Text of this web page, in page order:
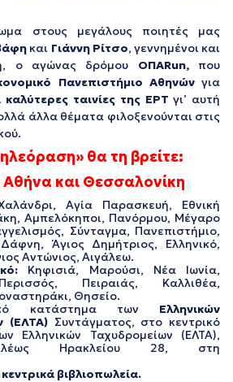
στους μεγάλους ποιητές μας
και Γιάννη Ρίτσο, γεννημένοι και
ο αγώνας δρόμου ΟΠΑRun,που
Πανεπιστήμιο Αθηνώνγια
καλύτερες ταινίες της ΕΡΤ γι’ αυτή
άλλα θέματα φιλοξενούνται στις
θα τη βρείτε:
και Θεσσαλονίκη
Αγία Παρασκευή, Εθνική
Αμπελόκηποι, Πανόρμου, Μέγαρο
Σύνταγμα, Πανεπιστήμιο,
Άγιος Δημήτριος, Ελληνικό,
Αντώνιος, Αιγάλεω.
Κηφισιά, Μαρούσι, Νέα Ιωνία,
Πειραιάς, Καλλιθέα,
Θησείο.
κατάστημα των Ελληνικών
(ΕΛΤΑ)Συντάγματος, στο κεντρικό
Ελληνικών Ταχυδρομείων (ΕΛΤΑ),
Ηρακλείου 28, στη
κεντρικά βιβλιοπωλεία.